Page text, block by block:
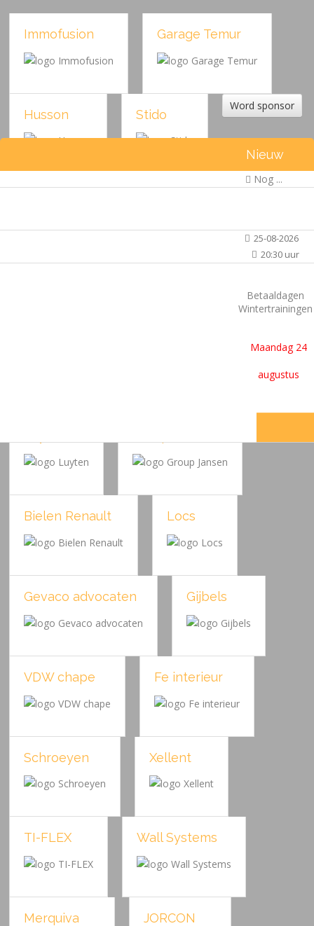
Immofusion Garage Temur
Husson Stido
Bielen Renault Locs
Gevaco advocaten Gijbels
VDW chape Fe interieur
Schroeyen Xellent
TI-FLEX Wall Systems
Merquiva JORCON
Word sponsor
Nieuw
Nog ...
25-08-2026
20:30 uur
Betaaldagen
Wintertrainingen
Maandag 24
augustus